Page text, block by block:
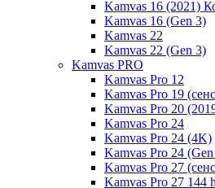
Kamvas 16 (2021)
Kamvas 16 (Gen 3)
Kamvas 22
Kamvas 22 (Gen 3)
Kamvas PRO
Kamvas Pro 12
Kamvas Pro 19
Kamvas Pro 20
Kamvas Pro 24
Kamvas Pro 24 (4K)
Kamvas Pro 24
Kamvas Pro 27
Kamvas Pro 27 144